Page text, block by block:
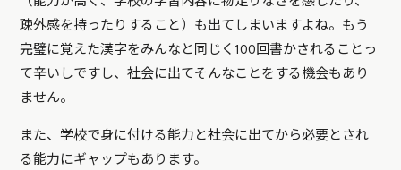
疎外感を持ったりすること）も出てしまいますよね。もう
完璧に覚えた漢字をみんなと同じく100回書かされることっ
て辛いしですし、社会に出てそんなことをする機会もあり
ません。
また、学校で身に付ける能力と社会に出てから必要とされ
る能力にギャップもあります。